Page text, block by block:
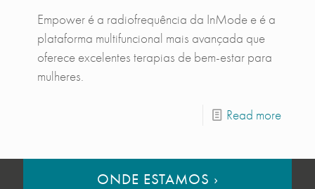
Empower é a radiofrequência da InMode e é a
plataforma multifuncional mais avançada que
oferece excelentes terapias de bem-estar para
mulheres.
Read more
ONDE ESTAMOS ›